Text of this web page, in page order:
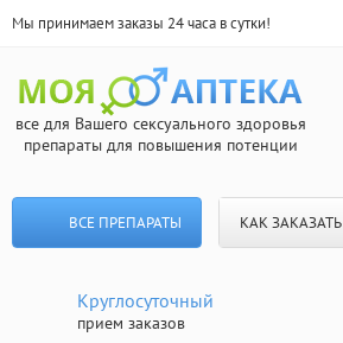
Мы принимаем заказы 24 часа в сутки!
все для Вашего сексуального здоровья
препараты для повышения потенции
ВСЕ ПРЕПАРАТЫ КАК ЗАКАЗАТЬ
Круглосуточный
прием заказов